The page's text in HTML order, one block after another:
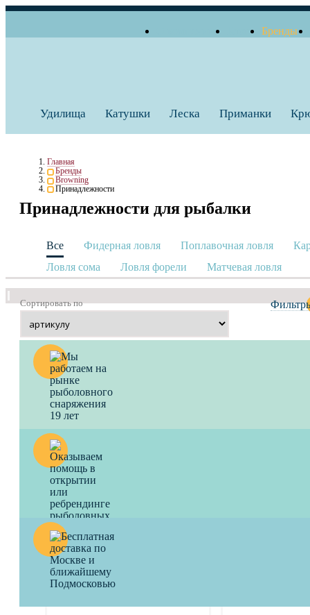
Бренды
Удилища Катушки Леска Приманки
Главная
Бренды
Browning
Принадлежности
Принадлежности для рыбалки
Все Фидерная ловля Поплавочная ловля
Ловля сома
Ловля форели Матчевая ловля
Сортировать по
Крепёж BROWNING для
пеллетса Silicone Band 10 mm
Отлично держит гранулы.
240a